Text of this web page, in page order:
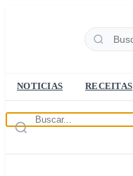
NOTICIAS RECEITAS